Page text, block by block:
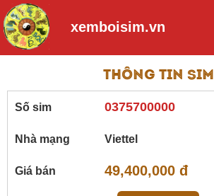
xemboisim.vn
Thông tin sim
Số sim 0375700000
Nhà mạng Viettel
Giá bán 49,400,000 đ